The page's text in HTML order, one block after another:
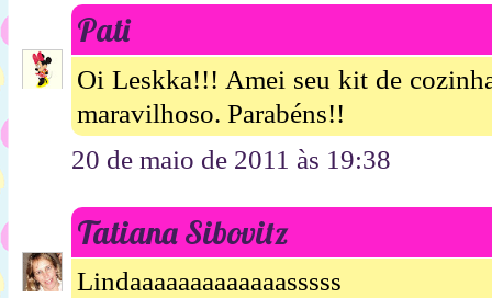
Pati
Oi Leskka!!! Amei seu kit de
maravilhoso. Parabéns!!
20 de maio de 2011 às 19:38
Tatiana Sibovitz
Lindaaaaaaaaaaaaasssss